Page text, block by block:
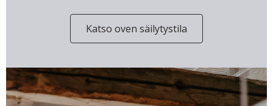
Katso oven säilytystila